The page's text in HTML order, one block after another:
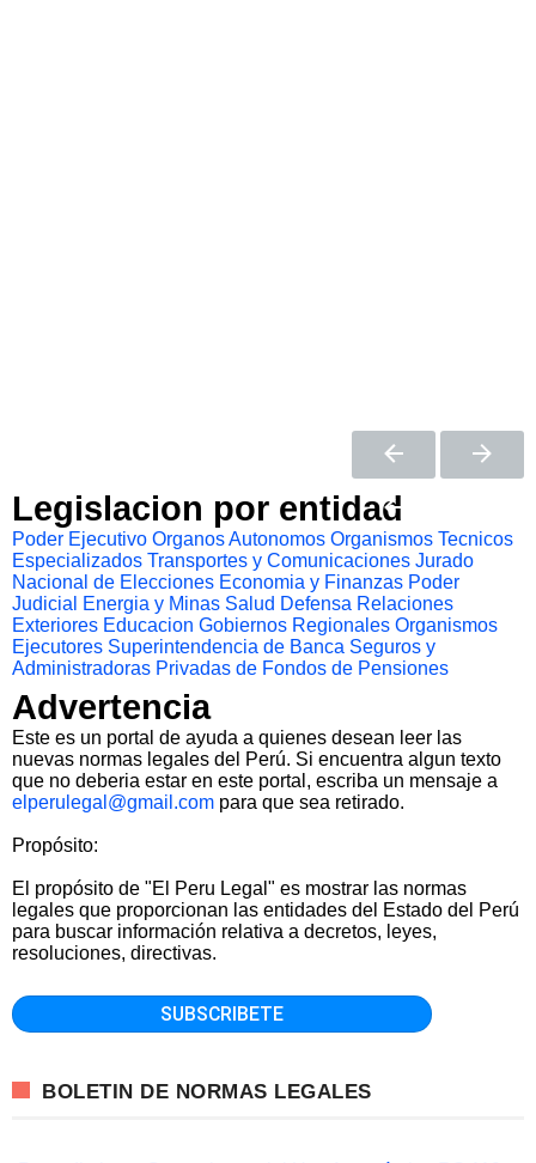
Legislacion por entidad
Poder Ejecutivo Organos Autonomos Organismos Tecnicos
Especializados Transportes y Comunicaciones Jurado
Nacional de Elecciones Economia y Finanzas Poder
Judicial
Energia y Minas Salud Defensa Relaciones
Exteriores Educacion Gobiernos Regionales Organismos
Ejecutores Superintendencia de Banca Seguros y
Administradoras Privadas de Fondos de Pensiones
Advertencia
Este es un portal de ayuda a quienes desean leer las
nuevas normas legales del Perú. Si encuentra algun texto
que no deberia estar en este portal, escriba un mensaje a
elperulegal@gmail.com para que sea retirado.
Propósito:
El propósito de "El Peru Legal" es mostrar las normas
legales que proporcionan las entidades del Estado del Perú
para buscar información relativa a decretos, leyes,
resoluciones, directivas.
BOLETIN DE NORMAS LEGALES